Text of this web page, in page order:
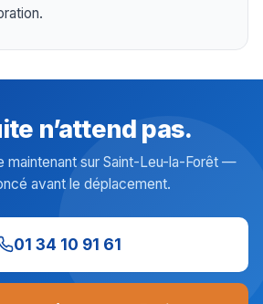
n’attend pas.
maintenant sur Saint-Leu-la-Forêt —
avant le déplacement.
01 34 10 91 61